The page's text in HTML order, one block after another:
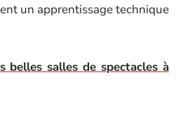
un apprentissage technique
belles salles de spectacles à